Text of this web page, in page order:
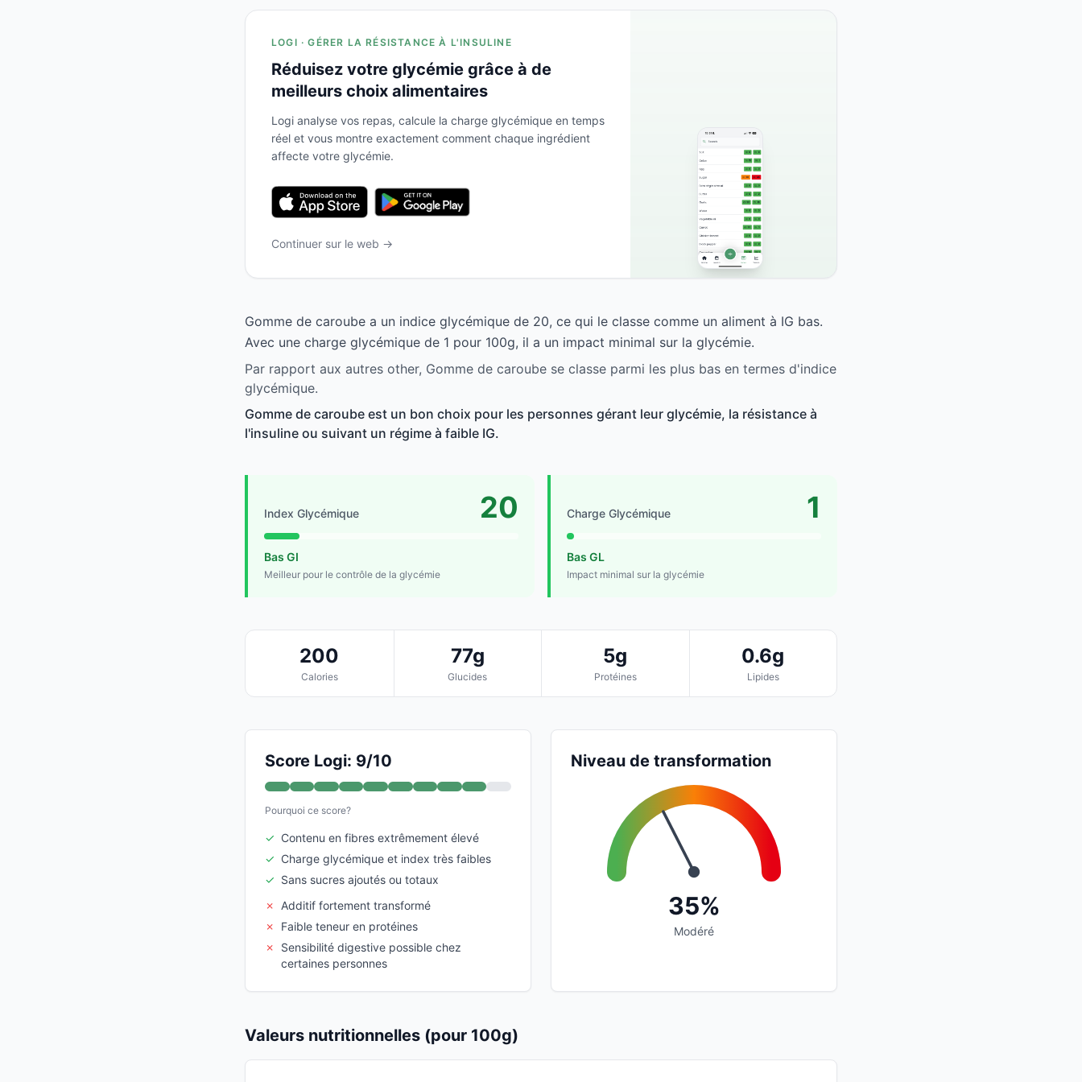
LOGI · GÉRER LA RÉSISTANCE À L'INSULINE
Réduisez votre glycémie grâce à de
meilleurs choix alimentaires
Logi analyse vos repas, calcule la charge glycémique en temps
réel et vous montre exactement comment chaque ingrédient
affecte votre glycémie.
Continuer sur le web →
Gomme de caroube a un indice glycémique de 20, ce qui le classe comme un aliment à IG bas.
Avec une charge glycémique de 1 pour 100g, il a un impact minimal sur la glycémie.
Par rapport aux autres other, Gomme de caroube se classe parmi les plus bas en termes d'indice
glycémique.
Gomme de caroube est un bon choix pour les personnes gérant leur glycémie, la résistance à
l'insuline ou suivant un régime à faible IG.
Index Glycémique 20
Bas GI
Meilleur pour le contrôle de la glycémie
Charge Glycémique 1
Bas GL
Impact minimal sur la glycémie
200
Calories
77g
Glucides
5g
Protéines
0.6g
Lipides
Score Logi: 9/10
Pourquoi ce score?
✓ Contenu en fibres extrêmement élevé
✓ Charge glycémique et index très faibles
✓ Sans sucres ajoutés ou totaux
✗
Additif fortement transformé
✗
Faible teneur en protéines
✗
Sensibilité digestive possible chez
certaines personnes
Niveau de transformation
35%
Modéré
Valeurs nutritionnelles (pour 100g)